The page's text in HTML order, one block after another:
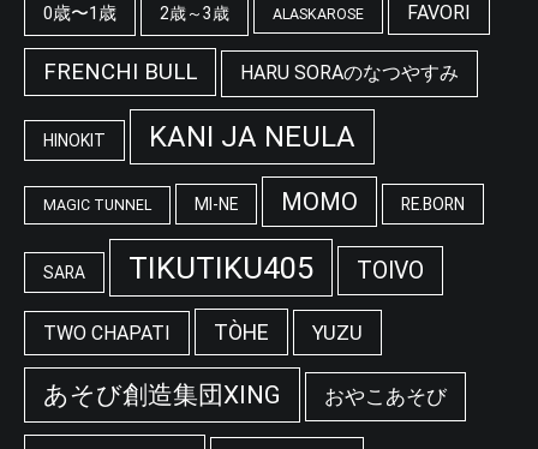
0歳〜1歳 2歳～3歳 ALASKAROSE FAVORI
FRENCHI BULL HARU SORAのなつやすみ
HINOKIT KANI JA NEULA
MAGIC TUNNEL MI-NE MOMO RE.BORN
SARA TIKUTIKU405 TOIVO
TWO CHAPATI TÒHE YUZU
あそび創造集団XING おやこあそび